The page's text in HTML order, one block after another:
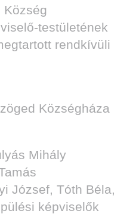
Község
testületének
rendkívüli
Községháza
Mihály
József, Tóth Béla,
képviselők